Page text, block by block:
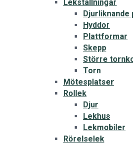
Lekställningar
Hyddor
Plattformar
Skepp
Större
Torn
Mötesplatser
Rollek
Djur
Lekhus
Lekmobiler
Rörelselek